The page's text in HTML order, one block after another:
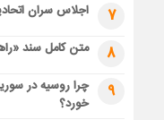
7 اجلاس سران
8 متن کامل سند
9
چرا روسیه در
خورد؟